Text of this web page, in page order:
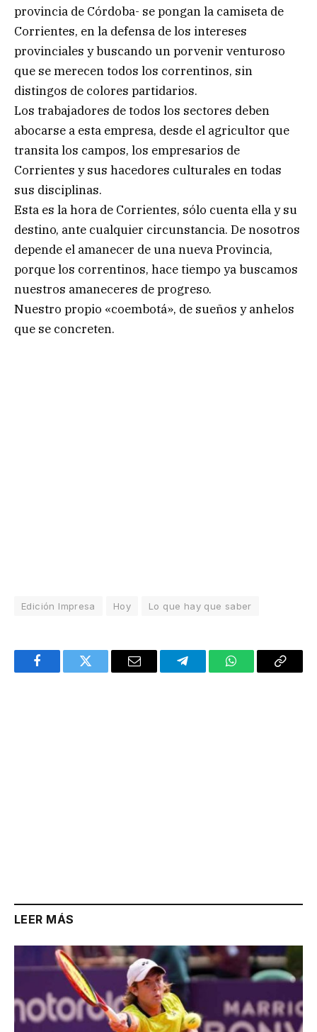
provincia de Córdoba- se pongan la camiseta de
Corrientes, en la defensa de los intereses
provinciales y buscando un porvenir venturoso
que se merecen todos los correntinos, sin
distingos de colores partidarios.
Los trabajadores de todos los sectores deben
abocarse a esta empresa, desde el agricultor que
transita los campos, los empresarios de
Corrientes y sus hacedores culturales en todas
sus disciplinas.
Esta es la hora de Corrientes, sólo cuenta ella y su
destino, ante cualquier circunstancia. De nosotros
depende el amanecer de una nueva Provincia,
porque los correntinos, hace tiempo ya buscamos
nuestros amaneceres de progreso.
Nuestro propio «coembotá», de sueños y anhelos
que se concreten.
Edición Impresa Hoy Lo que hay que saber
FacebookTwitter Email TelegramWhatsAppCopy
LEER MÁS